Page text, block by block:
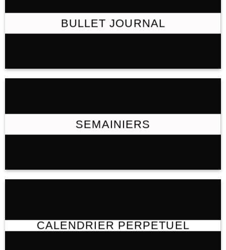
BULLET JOURNAL
SEMAINIERS
CALENDRIER PERPETUEL